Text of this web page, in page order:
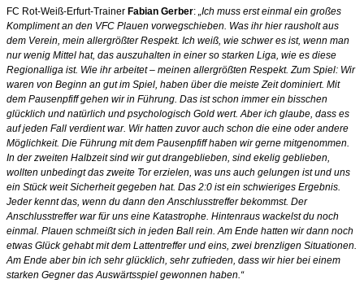
FC Rot-Weiß-Erfurt-Trainer Fabian Gerber: „Ich muss erst einmal ein großes
Kompliment an den VFC Plauen vorwegschieben. Was ihr hier rausholt aus
dem Verein, mein allergrößter Respekt. Ich weiß, wie schwer es ist, wenn man
nur wenig Mittel hat, das auszuhalten in einer so starken Liga, wie es diese
Regionalliga ist. Wie ihr arbeitet – meinen allergrößten Respekt. Zum Spiel: Wir
waren von Beginn an gut im Spiel, haben über die meiste Zeit dominiert. Mit
dem Pausenpfiff gehen wir in Führung. Das ist schon immer ein bisschen
glücklich und natürlich und psychologisch Gold wert. Aber ich glaube, dass es
auf jeden Fall verdient war. Wir hatten zuvor auch schon die eine oder andere
Möglichkeit. Die Führung mit dem Pausenpfiff haben wir gerne mitgenommen.
In der zweiten Halbzeit sind wir gut drangeblieben, sind ekelig geblieben,
wollten unbedingt das zweite Tor erzielen, was uns auch gelungen ist und uns
ein Stück weit Sicherheit gegeben hat. Das 2:0 ist ein schwieriges Ergebnis.
Jeder kennt das, wenn du dann den Anschlusstreffer bekommst. Der
Anschlusstreffer war für uns eine Katastrophe. Hintenraus wackelst du noch
einmal. Plauen schmeißt sich in jeden Ball rein. Am Ende hatten wir dann noch
etwas Glück gehabt mit dem Lattentreffer und eins, zwei brenzligen Situationen.
Am Ende aber bin ich sehr glücklich, sehr zufrieden, dass wir hier bei einem
starken Gegner das Auswärtsspiel gewonnen haben.“